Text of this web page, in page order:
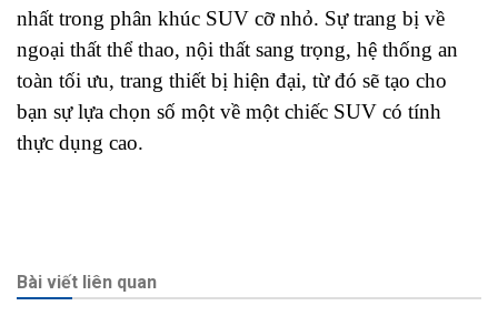
nhất trong phân khúc SUV cỡ nhỏ. Sự trang bị về
ngoại thất thể thao, nội thất sang trọng, hệ thống an
toàn tối ưu, trang thiết bị hiện đại, từ đó sẽ tạo cho
bạn sự lựa chọn số một về một chiếc SUV có tính
thực dụng cao.
Bài viết liên quan